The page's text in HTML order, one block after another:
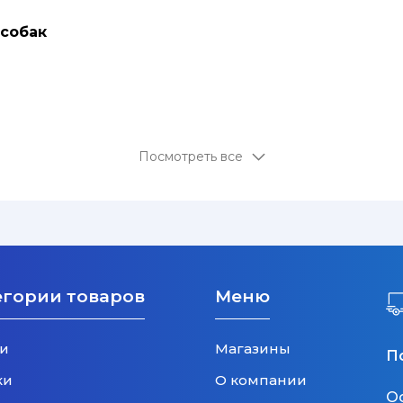
Посмотреть все
товаров Меню
Магазины
О компании